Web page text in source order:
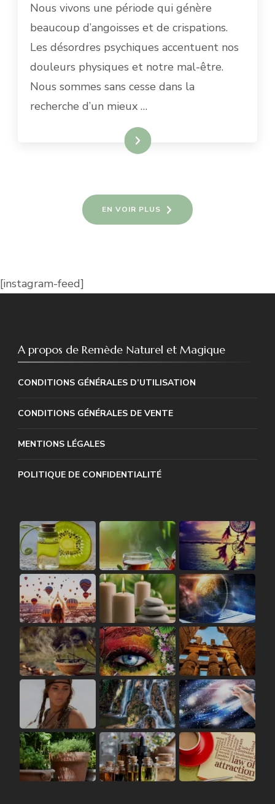
EST
UN
SOIN
Nous vivons une période qui génère
beaucoup d’angoisses et de crispations.
Les désordres psychiques accentuent nos
douleurs physiques et notre mal-être.
Nous sommes sans cesse dans la
recherche d’un mieux …
LIRE PLUS
EN VOIR PLUS
[instagram-feed]
A propos de Remède Naturel et Magique
CONDITIONS GÉNÉRALES D’UTILISATION
CONDITIONS GÉNÉRALES DE VENTE
MENTIONS LÉGALES
POLITIQUE DE CONFIDENTIALITÉ